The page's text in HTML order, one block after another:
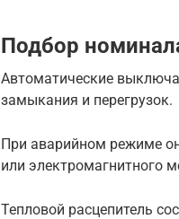
Подбор
Автоматические
замыкания и перегрузок.
При аварийном режиме
или электромагнитного
Тепловой расцепитель